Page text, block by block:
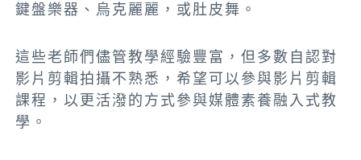
鍵盤樂器、烏克麗麗，或肚皮舞。
這些老師們儘管教學經驗豐富，但多數自認對
影片剪輯拍攝不熟悉，希望可以參與影片剪輯
課程，以更活潑的方式參與媒體素養融入式教
學。